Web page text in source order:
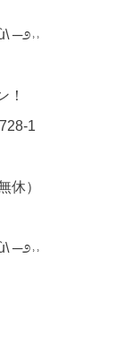
─೨˒˒
！
1
休）
─೨˒˒